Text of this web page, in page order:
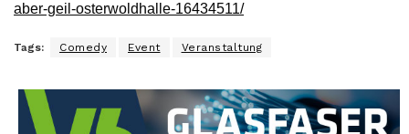
aber-geil-osterwoldhalle-16434511/
Tags: Comedy Event Veranstaltung